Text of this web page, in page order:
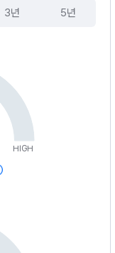
3년 5년
HIGH